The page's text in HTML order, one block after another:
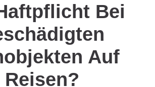
Bei
Auf
Reisen?